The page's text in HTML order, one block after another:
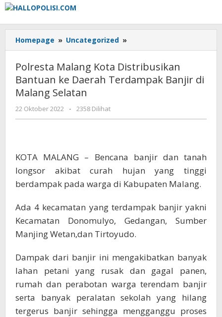
Lewati
konten
Homepage » Uncategorized »
Malang
Distribusikan
Bantuan
Banjir
Selatan
Polresta Malang Kota Distribusikan
Bantuan ke Daerah Terdampak Banjir di
Malang Selatan
22 Oktober 2022
oleh
Adhis
- 2358 Dilihat
KOTA MALANG – Bencana banjir dan tanah
longsor akibat curah hujan yang tinggi
berdampak pada warga di Kabupaten Malang.
Ada 4 kecamatan yang terdampak banjir yakni
Kecamatan Donomulyo, Gedangan, Sumber
Manjing Wetan,dan Tirtoyudo.
Dampak dari banjir ini mengakibatkan banyak
lahan petani yang rusak dan gagal panen,
rumah dan perabotan warga terendam banjir
serta banyak peralatan sekolah yang hilang
tergerus banjir sehingga mengganggu proses